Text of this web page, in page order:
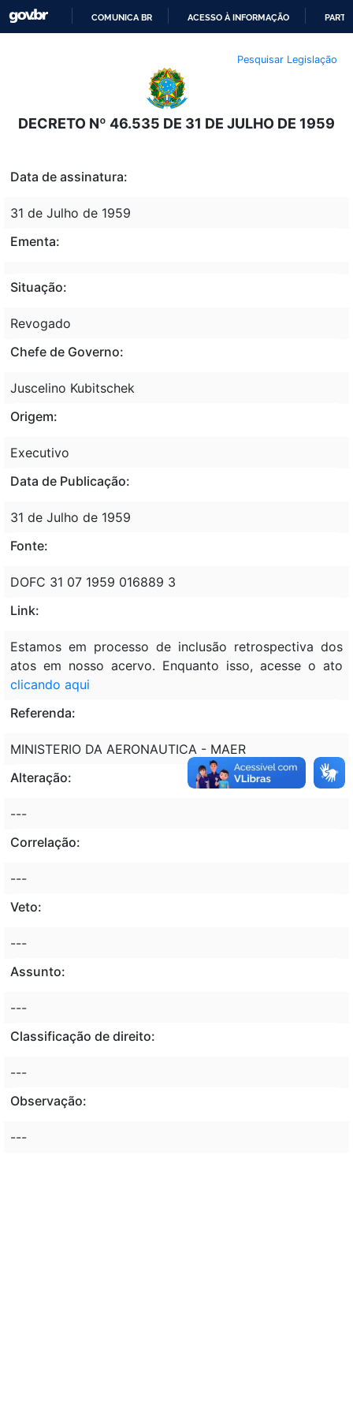
O
CONTEÚDO
COMUNICA BR ACESSO À INFORMAÇÃO
Pesquisar Legislação
DECRETO Nº 46.535 DE 31 DE JULHO DE 1959
Data de assinatura:
31 de Julho de 1959
Ementa:
Situação:
Revogado
Chefe de Governo:
Juscelino Kubitschek
Origem:
Executivo
Data de Publicação:
31 de Julho de 1959
Fonte:
DOFC 31 07 1959 016889 3
Link:
Estamos em processo de inclusão retrospectiva dos
atos em nosso acervo. Enquanto isso, acesse o ato
clicando aqui
Referenda:
MINISTERIO DA AERONAUTICA - MAER
Alteração:
---
Correlação:
---
Veto:
---
Assunto:
---
Classificação de direito:
---
Observação:
---